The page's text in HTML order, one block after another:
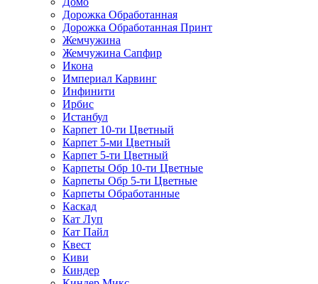
Дорожка Обработанная
Дорожка Обработанная Принт
Жемчужина
Жемчужина Сапфир
Икона
Империал Карвинг
Инфинити
Ирбис
Истанбул
Карпет 10-ти Цветный
Карпет 5-ми Цветный
Карпет 5-ти Цветный
Карпеты Обр 10-ти Цветные
Карпеты Обр 5-ти Цветные
Карпеты Обработанные
Каскад
Кат Луп
Кат Пайл
Квест
Киви
Киндер